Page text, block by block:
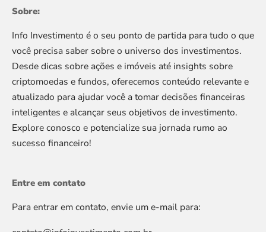
Sobre:
Info Investimento é o seu ponto de partida para tudo o que
você precisa saber sobre o universo dos investimentos.
Desde dicas sobre ações e imóveis até insights sobre
criptomoedas e fundos, oferecemos conteúdo relevante e
atualizado para ajudar você a tomar decisões financeiras
inteligentes e alcançar seus objetivos de investimento.
Explore conosco e potencialize sua jornada rumo ao
sucesso financeiro!
Entre em contato
Para entrar em contato, envie um e-mail para: